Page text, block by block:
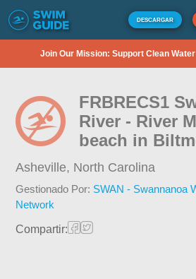
DESCARGAR
Join Our Mission: Support Clean
FRBRECS1
River - River
beach in
Asheville, North Carolina
Gestionado Por: SWAN - Swannanoa
Network
Compartir: